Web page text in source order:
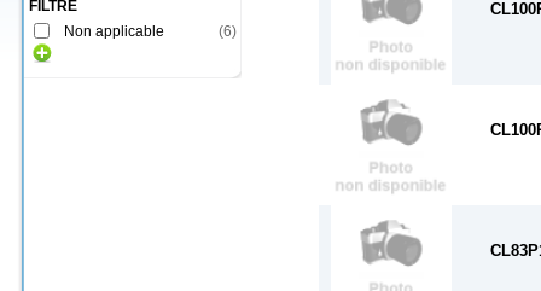
FILTRE
Non applicable
(6)